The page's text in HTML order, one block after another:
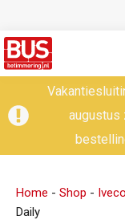
augustus
Home - Shop - Iveco
Daily